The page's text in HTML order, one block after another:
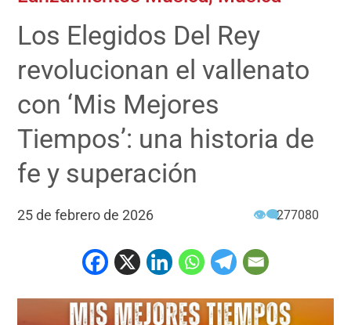
Los Elegidos Del Rey
revolucionan el vallenato
con ‘Mis Mejores
Tiempos’: una historia de
fe y superación
25 de febrero de 2026 👁‍🗨277080